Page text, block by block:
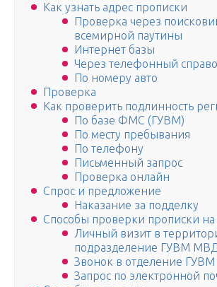
Как узнать адрес прописки
Проверка через
всемирной паутины
Интернет базы
Через телефонный
По номеру авто
Проверка
Как проверить подлинность
По базе ФМС (ГУВМ)
По месту пребывания
По телефону
Письменный запрос
Проверка онлайн
Спрос и предложение
Наказание за подделку
Способы проверки прописки на
Личный визит в
подразделение ГУВМ МВД
Звонок в отделение
Запрос по электронной